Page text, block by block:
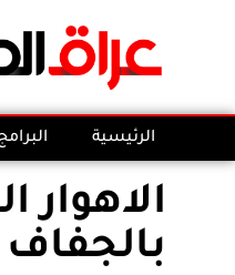
الرئيسية
الاهوار